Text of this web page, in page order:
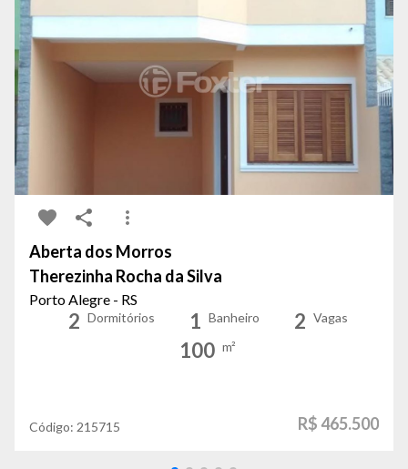
Aberta dos Morros
Therezinha Rocha da Silva
Porto Alegre - RS
2 Dormitórios 1 Banheiro 2 Vagas
100 m²
Código: 215715 R$ 465.500